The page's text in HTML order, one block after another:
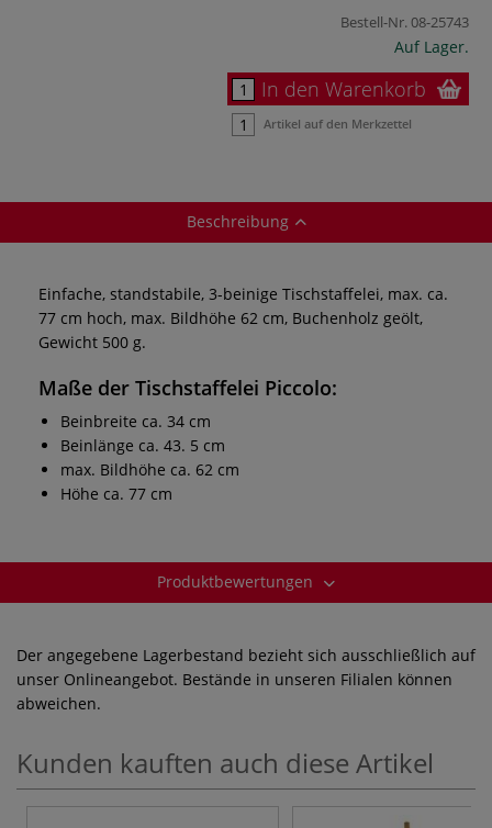
Bestell-Nr.08-25743
Auf Lager.
In den Warenkorb
Artikel auf den Merkzettel
Beschreibung
Einfache, standstabile, 3-beinige Tischstaffelei, max. ca.
77 cm hoch, max. Bildhöhe 62 cm, Buchenholz geölt,
Gewicht 500 g.
Maße der Tischstaffelei Piccolo:
Beinbreite ca. 34 cm
Beinlänge ca. 43. 5 cm
max. Bildhöhe ca. 62 cm
Höhe ca. 77 cm
Produktbewertungen
Der angegebene Lagerbestand bezieht sich ausschließlich auf
unser Onlineangebot. Bestände in unseren Filialen können
abweichen.
Kunden kauften auch diese Artikel